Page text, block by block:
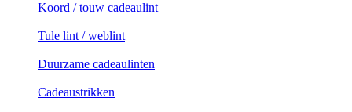
Koord / touw cadeaulint
Tule lint / weblint
Duurzame cadeaulinten
Cadeaustrikken